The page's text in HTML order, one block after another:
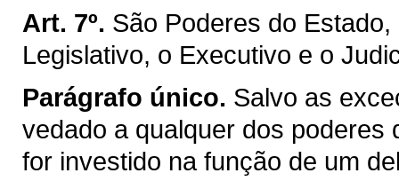
Art. 7º. São Poderes do
Legislativo, o Executivo e o
Parágrafo único. Salvo as
vedado a qualquer dos poderes
for investido na função de um